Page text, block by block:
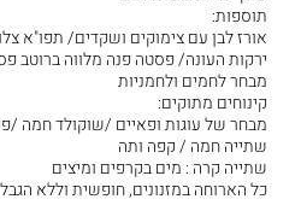
תוספות:
אורז לבן עם צימוקים ושקדים/ תפו"א
ירקות העונה/ פסטה פנה מלווה ברוטב
מבחר לחמים ולחמניות
קינוחים מתוקים:
מבחר של עוגות ופאיים /שוקולד חמה /
שתייה חמה / קפה ותה
שתייה קרה : מים בקרפים ומיצים
כל הארוחה במזנונים, חופשית וללא